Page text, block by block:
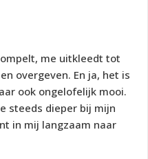
me uitkleedt tot
overgeven. En ja, het is
ook ongelofelijk mooi.
steeds dieper bij mijn
in mij langzaam naar